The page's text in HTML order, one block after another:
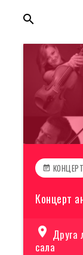
search
event_note КОНЦЕРТ
Концерт
location_on Друга
сала